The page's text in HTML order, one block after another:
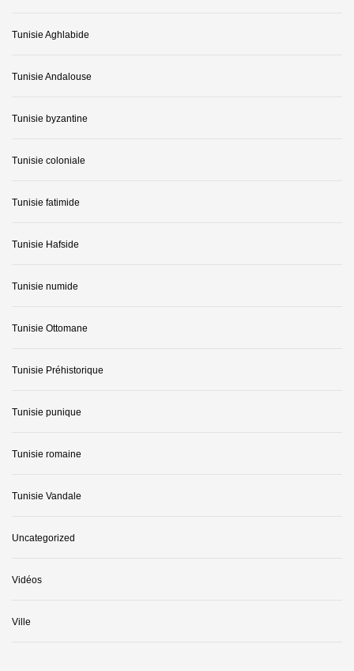
Tunisie Aghlabide
Tunisie Andalouse
Tunisie byzantine
Tunisie coloniale
Tunisie fatimide
Tunisie Hafside
Tunisie numide
Tunisie Ottomane
Tunisie Préhistorique
Tunisie punique
Tunisie romaine
Tunisie Vandale
Uncategorized
Vidéos
Ville